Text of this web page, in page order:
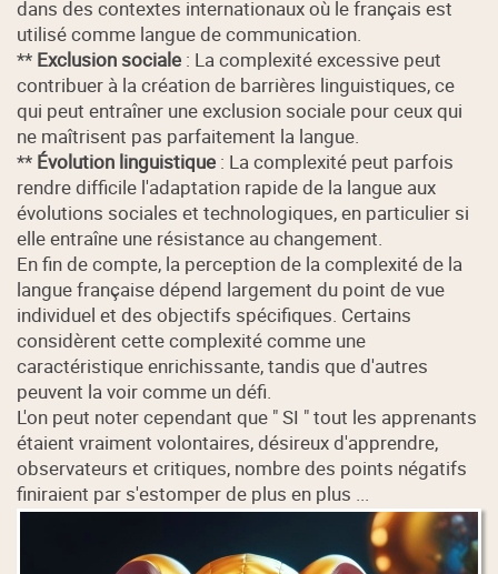
dans des contextes internationaux où le français est
utilisé comme langue de communication.
** Exclusion sociale : La complexité excessive peut
contribuer à la création de barrières linguistiques, ce
qui peut entraîner une exclusion sociale pour ceux qui
ne maîtrisent pas parfaitement la langue.
** Évolution linguistique : La complexité peut parfois
rendre difficile l'adaptation rapide de la langue aux
évolutions sociales et technologiques, en particulier si
elle entraîne une résistance au changement.
En fin de compte, la perception de la complexité de la
langue française dépend largement du point de vue
individuel et des objectifs spécifiques. Certains
considèrent cette complexité comme une
caractéristique enrichissante, tandis que d'autres
peuvent la voir comme un défi.
L'on peut noter cependant que " SI " tout les apprenants
étaient vraiment volontaires, désireux d'apprendre,
observateurs et critiques, nombre des points négatifs
finiraient par s'estomper de plus en plus ...